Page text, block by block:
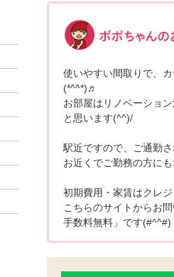
使いやすい間取りで、
(*^^*)♬
お部屋はリノベーショ
と思います(^^)/
駅近ですので、ご通勤
お近くでご勤務の方に
初期費用・家賃はクレ
こちらのサイトからお
手数料無料」です(#^^#)